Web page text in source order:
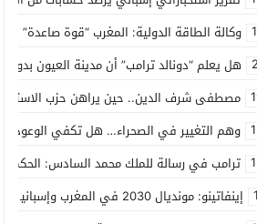
وكالة الطاقة الدولية: المغرب “قوة صاعدة”
هل يعلم “دونالد ترامب” أن مدينة العيون بدون
مصطفى شرف الدين.. حين يراهن حزب
وهم التغيير في الصحراء… هل تكفي الوعود
ترامب في رسالة للملك محمد السادس: الحكم
إينفاتينو: مونديال 2030 في المغرب وإسبانيا والبرتغال سيكون “الأجمل في التاريخ”